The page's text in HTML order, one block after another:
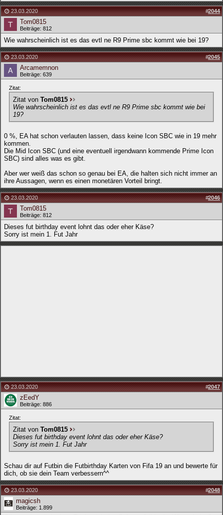
23.03.2020 #2044
Tom0815
Beiträge: 812
Wie wahrscheinlich ist es das evtl ne R9 Prime sbc kommt wie bei 19?
23.03.2020 #2045
Arcamemnon
Beiträge: 639
Zitat:
Zitat von Tom0815
Wie wahrscheinlich ist es das evtl ne R9 Prime sbc kommt wie bei
19?
0 %, EA hat schon verlauten lassen, dass keine Icon SBC wie in 19 mehr
kommen.
Die Mid Icon SBC (und eine eventuell irgendwann kommende Prime Icon
SBC) sind alles was es gibt.
Aber wer weiß das schon so genau bei EA, die halten sich nicht immer an
ihre Aussagen, wenn es einen monetären Vorteil bringt.
23.03.2020 #2046
Tom0815
Beiträge: 812
Dieses fut birthday event lohnt das oder eher Käse?
Sorry ist mein 1. Fut Jahr
23.03.2020 #2047
zEedY
Beiträge: 886
Zitat:
Zitat von Tom0815
Dieses fut birthday event lohnt das oder eher Käse?
Sorry ist mein 1. Fut Jahr
Schau dir auf Futbin die Futbirthday Karten von Fifa 19 an und bewerte für
dich, ob sie dein Team verbessern^^
23.03.2020 #2048
magicsh
Beiträge: 1.899